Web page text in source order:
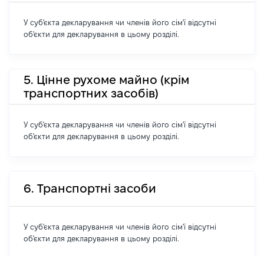
У суб'єкта декларування чи членів його сім'ї відсутні
об'єкти для декларування в цьому розділі.
5. Цінне рухоме майно (крім
транспортних засобів)
У суб'єкта декларування чи членів його сім'ї відсутні
об'єкти для декларування в цьому розділі.
6. Транспортні засоби
У суб'єкта декларування чи членів його сім'ї відсутні
об'єкти для декларування в цьому розділі.